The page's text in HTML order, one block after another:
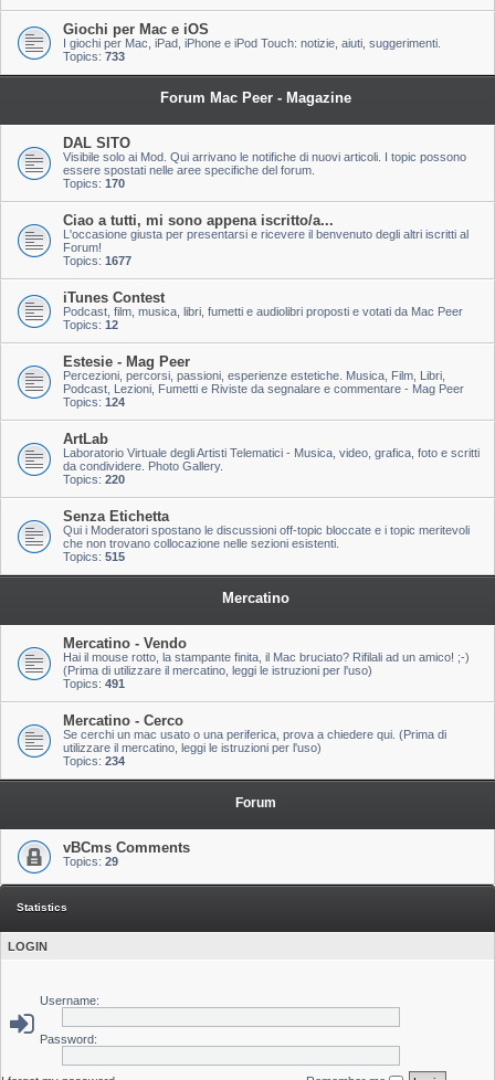
Giochi per Mac e iOS
I giochi per Mac, iPad, iPhone e iPod Touch: notizie, aiuti, suggerimenti.
Topics: 733
Forum Mac Peer - Magazine
DAL SITO
Visibile solo ai Mod. Qui arrivano le notifiche di nuovi articoli. I topic possono
essere spostati nelle aree specifiche del forum.
Topics: 170
Ciao a tutti, mi sono appena iscritto/a...
L'occasione giusta per presentarsi e ricevere il benvenuto degli altri iscritti al
Forum!
Topics: 1677
iTunes Contest
Podcast, film, musica, libri, fumetti e audiolibri proposti e votati da Mac Peer
Topics: 12
Estesie - Mag Peer
Percezioni, percorsi, passioni, esperienze estetiche. Musica, Film, Libri,
Podcast, Lezioni, Fumetti e Riviste da segnalare e commentare - Mag Peer
Topics: 124
ArtLab
Laboratorio Virtuale degli Artisti Telematici - Musica, video, grafica, foto e scritti
da condividere. Photo Gallery.
Topics: 220
Senza Etichetta
Qui i Moderatori spostano le discussioni off-topic bloccate e i topic meritevoli
che non trovano collocazione nelle sezioni esistenti.
Topics: 515
Mercatino
Mercatino - Vendo
Hai il mouse rotto, la stampante finita, il Mac bruciato? Rifilali ad un amico! ;-)
(Prima di utilizzare il mercatino, leggi le istruzioni per l'uso)
Topics: 491
Mercatino - Cerco
Se cerchi un mac usato o una periferica, prova a chiedere qui. (Prima di
utilizzare il mercatino, leggi le istruzioni per l'uso)
Topics: 234
Forum
vBCms Comments
Topics: 29
Statistics
LOGIN
Username:
Password: